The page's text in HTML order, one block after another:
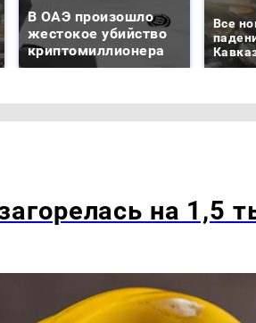
В ОАЭ произошло
жестокое убийство
криптомиллионера
Все
на 1,5